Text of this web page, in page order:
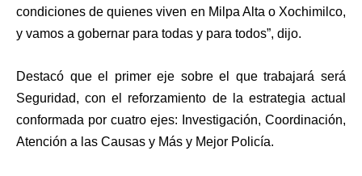
condiciones de quienes viven en Milpa Alta o Xochimilco,
y vamos a gobernar para todas y para todos”, dijo.
Destacó que el primer eje sobre el que trabajará será
Seguridad, con el reforzamiento de la estrategia actual
conformada por cuatro ejes: Investigación, Coordinación,
Atención a las Causas y Más y Mejor Policía.